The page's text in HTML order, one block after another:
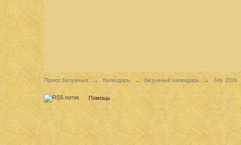
Приют Безумных → Календарь → Безумный календарь → July 2026
Помощь